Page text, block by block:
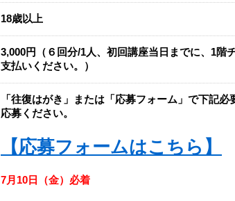
18歳以上
3,000円（６回分/1人、初回講座当日までに、1階
支払いください。）
「往復はがき」または「応募フォーム」で下記
応募ください。
【応募フォームはこちら】
7月10日（金）必着